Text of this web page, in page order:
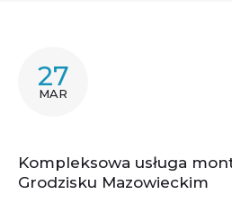
27
MAR
Kompleksowa usługa
Grodzisku Mazowieckim